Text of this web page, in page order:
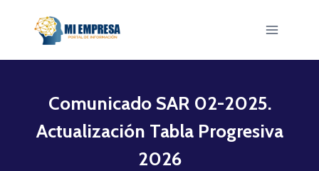
Comunicado SAR 02-2025.
Actualización Tabla Progresiva
2026